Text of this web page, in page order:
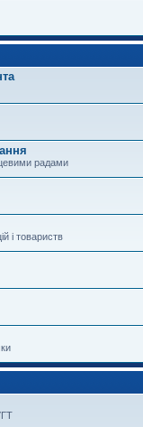
радами
і товариств